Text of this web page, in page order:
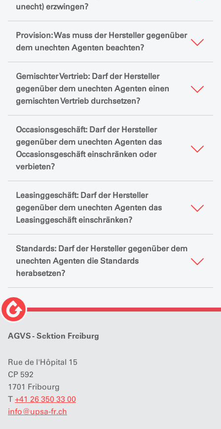
unecht) erzwingen?
Provision: Was muss der Hersteller gegenüber
dem unechten Agenten beachten?
Gemischter Vertrieb: Darf der Hersteller
gegenüber dem unechten Agenten einen
gemischten Vertrieb durchsetzen?
Occasionsgeschäft: Darf der Hersteller
gegenüber dem unechten Agenten das
Occasionsgeschäft einschränken oder
verbieten?
Leasinggeschäft: Darf der Hersteller
gegenüber dem unechten Agenten das
Leasinggeschäft einschränken?
Standards: Darf der Hersteller gegenüber dem
unechten Agenten die Standards
herabsetzen?
AGVS - Sektion Freiburg
Rue de l'Hôpital 15
CP 592
1701 Fribourg
T +41 26 350 33 00
info@upsa-fr.ch